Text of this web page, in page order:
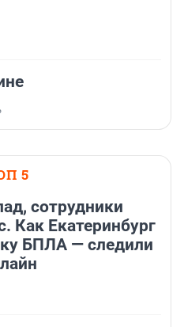
5
сотрудники
Как Екатеринбург
БПЛА — следили